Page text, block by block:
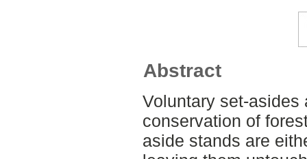
Abstract
Voluntary set-asides
conservation of
aside stands are